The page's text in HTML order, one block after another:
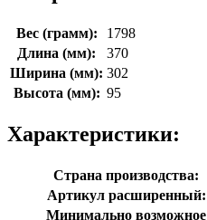
Вес (грамм):
1798
Длина (мм):
370
Ширина (мм): 302
Высота (мм): 95
Характеристики:
Страна производства:
Артикул расширенный:
Минимально возможное